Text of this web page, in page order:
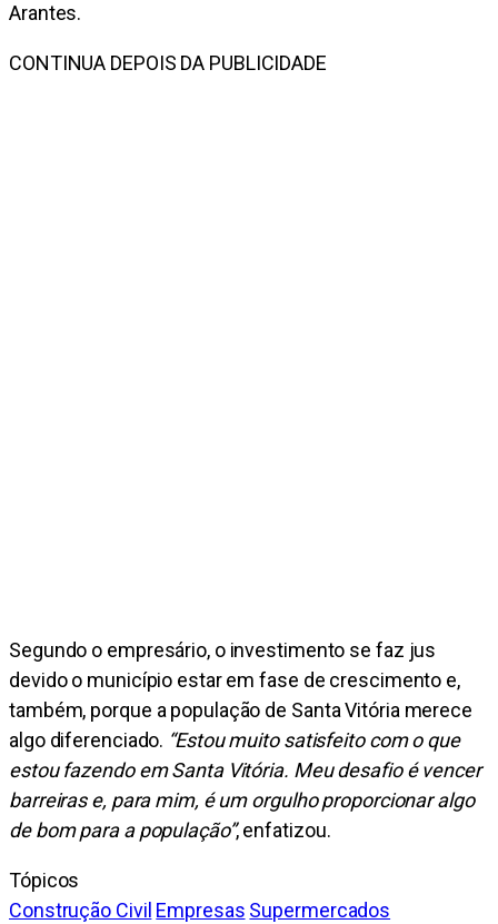
Arantes.
CONTINUA DEPOIS DA PUBLICIDADE
Segundo o empresário, o investimento se faz jus
devido o município estar em fase de crescimento e,
também, porque a população de Santa Vitória merece
algo diferenciado. “Estou muito satisfeito com o que
estou fazendo em Santa Vitória. Meu desafio é vencer
barreiras e, para mim, é um orgulho proporcionar algo
de bom para a população”, enfatizou.
Tópicos
Construção Civil Empresas Supermercados